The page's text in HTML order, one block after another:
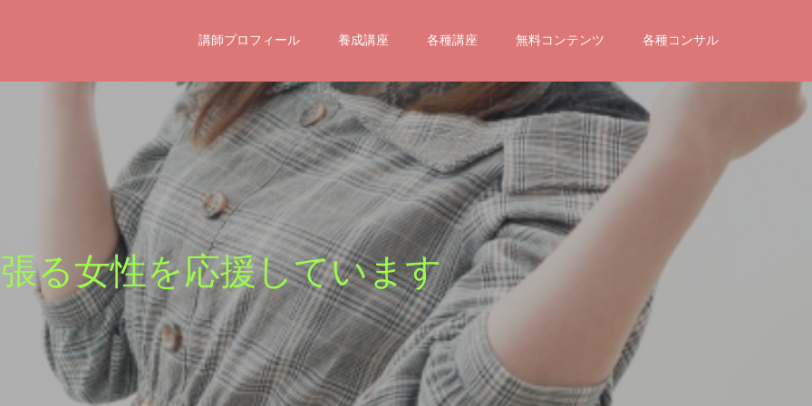
講師プロフィール 養成講座 各種講座 無料コンテンツ 各種コンサル
る女性を応援しています。
いつもいつで